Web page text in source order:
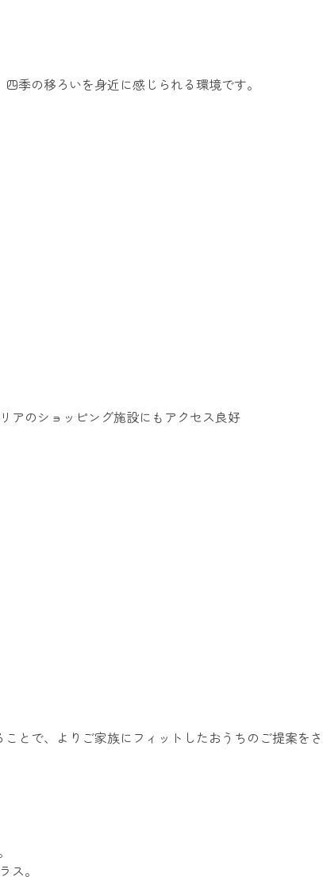
季の移ろいを身近に感じられる環境です。
アのショッピング施設にもアクセス良好
とで、よりご家族にフィットしたおうちのご提案を
ス。